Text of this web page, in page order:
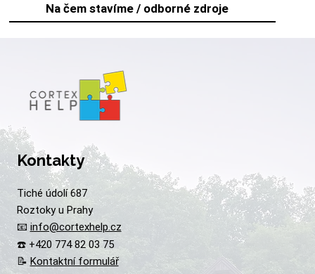
Na čem stavíme / odborné zdroje
Kontakty
Tiché údolí 687
Roztoky u Prahy
📧 info@cortexhelp.cz
☎️ +420 774 82 03 75
📝 Kontaktní formulář